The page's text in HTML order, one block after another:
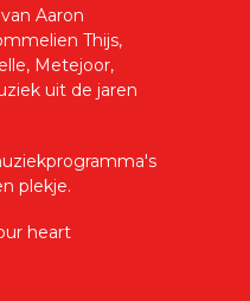
Aaron
Thijs,
Metejoor,
uit de jaren
plekje.
heart